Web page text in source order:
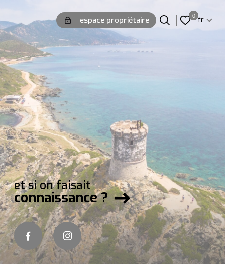
espace propriétaire 0 Langue
fr
Accueil
Langue
fr
et si on faisait
connaissance ?